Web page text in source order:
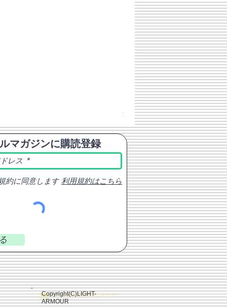
チェコスロバキア軍 連邦共
価格
￥398
消費税込み
マガジンに購読登録
約に同意します 利用規約はこちら
- 軍用品 - サバイバルゲーム - アウトドア - ミリタリー - サー
プラス
Copyright(C)LIGHT-
ARMOUR